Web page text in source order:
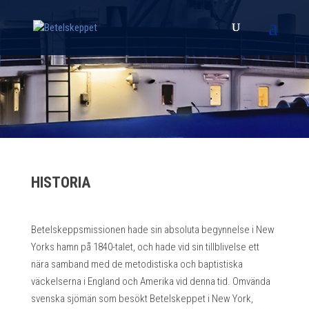
HISTORIA
Betelskeppsmissionen hade sin absoluta begynnelse i New
Yorks hamn på 1840-talet, och hade vid sin tillblivelse ett
nära samband med de metodistiska och baptistiska
väckelserna i England och Amerika vid denna tid. Omvända
svenska sjömän som besökt Betelskeppet i New York,